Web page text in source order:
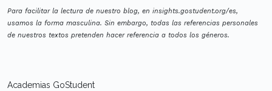
Para facilitar la lectura de nuestro blog, en insights.gostudent.org/es,
usamos la forma masculina. Sin embargo, todas las referencias personales
de nuestros textos pretenden hacer referencia a todos los géneros.
Academias GoStudent